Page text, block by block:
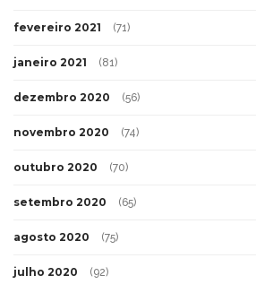
fevereiro 2021 (71)
janeiro 2021 (81)
dezembro 2020 (56)
novembro 2020 (74)
outubro 2020 (70)
setembro 2020 (65)
agosto 2020 (75)
julho 2020 (92)